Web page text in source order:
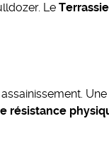
Le
Une
résistance